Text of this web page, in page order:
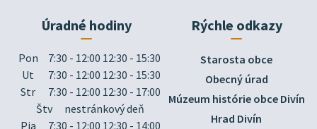
Úradné hodiny
Pon
7:30 - 12:00 12:30 - 15:30
Ut
7:30 - 12:00 12:30 - 15:30
Str
7:30 - 12:00 12:30 - 17:00
Štv
nestránkový deň
Pia
7:30 - 12:00 12:30 - 14:00
Rýchle odkazy
Starosta obce
Obecný úrad
Múzeum histórie obce Divín
Hrad Divín